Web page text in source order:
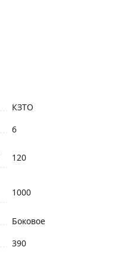
КЗТО
6
120
1000
Боковое
390